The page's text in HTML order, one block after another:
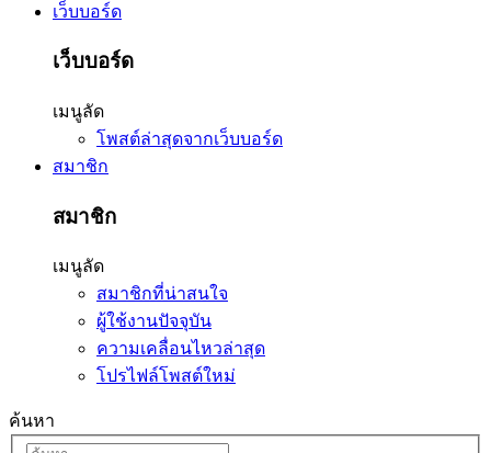
เว็บบอร์ด
เว็บบอร์ด
เมนูลัด
โพสต์ล่าสุดจากเว็บบอร์ด
สมาชิก
สมาชิก
เมนูลัด
สมาชิกที่น่าสนใจ
ผู้ใช้งานปัจจุบัน
ความเคลื่อนไหวล่าสุด
โปรไฟล์โพสต์ใหม่
ค้นหา